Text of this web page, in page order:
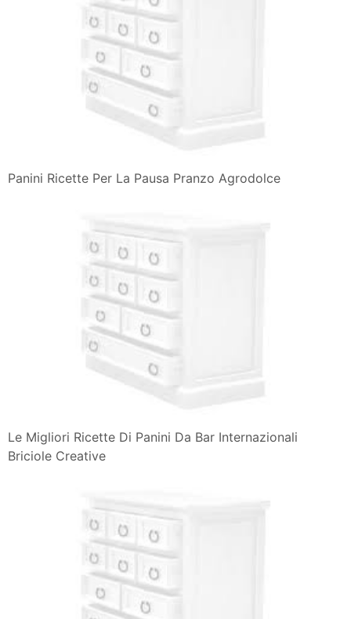
Panini Ricette Per La Pausa Pranzo Agrodolce
Le Migliori Ricette Di Panini Da Bar Internazionali
Briciole Creative